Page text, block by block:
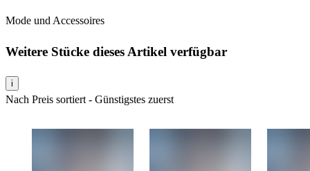
Mode und Accessoires
Weitere Stücke dieses Artikel verfügbar
i
Nach Preis sortiert - Günstigstes zuerst